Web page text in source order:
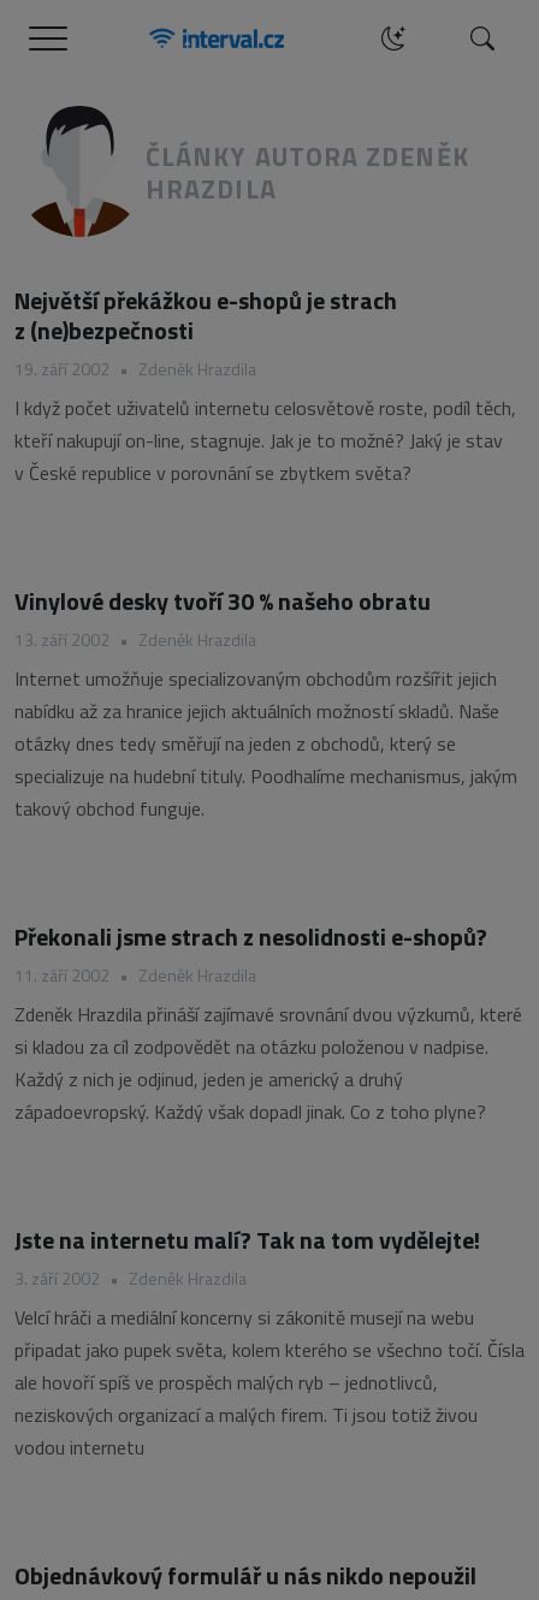
Menu Hledat
ČLÁNKY AUTORA ZDENĚK
HRAZDILA
Největší překážkou e-shopů je strach
z (ne)bezpečnosti
19. září 2002 • Zdeněk Hrazdila
I když počet uživatelů internetu celosvětově roste, podíl těch,
kteří nakupují on-line, stagnuje. Jak je to možné? Jaký je stav
v České republice v porovnání se zbytkem světa?
Vinylové desky tvoří 30 % našeho obratu
13. září 2002 • Zdeněk Hrazdila
Internet umožňuje specializovaným obchodům rozšířit jejich
nabídku až za hranice jejich aktuálních možností skladů. Naše
otázky dnes tedy směřují na jeden z obchodů, který se
specializuje na hudební tituly. Poodhalíme mechanismus, jakým
takový obchod funguje.
Překonali jsme strach z nesolidnosti e-shopů?
11. září 2002 • Zdeněk Hrazdila
Zdeněk Hrazdila přináší zajímavé srovnání dvou výzkumů, které
si kladou za cíl zodpovědět na otázku položenou v nadpise.
Každý z nich je odjinud, jeden je americký a druhý
západoevropský. Každý však dopadl jinak. Co z toho plyne?
Jste na internetu malí? Tak na tom vydělejte!
3. září 2002 • Zdeněk Hrazdila
Velcí hráči a mediální koncerny si zákonitě musejí na webu
připadat jako pupek světa, kolem kterého se všechno točí. Čísla
ale hovoří spíš ve prospěch malých ryb – jednotlivců,
neziskových organizací a malých firem. Ti jsou totiž živou
vodou internetu
Objednávkový formulář u nás nikdo nepoužil